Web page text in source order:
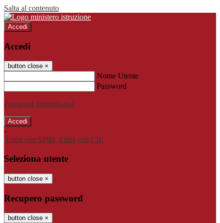
Salta al contenuto
Accedi
Accedi
button close ×
Nome Utente
Password
Password dimenticata?
-
Entra con SPID Entra con CIE
Seleziona utente
button close ×
Recupero password
button close ×